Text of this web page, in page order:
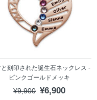
と刻印された誕生石ネックレス -
ピンクゴールドメッキ
¥9,900 ¥6,900